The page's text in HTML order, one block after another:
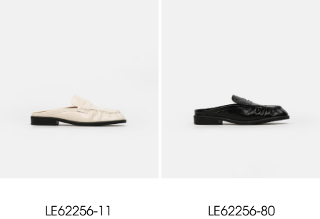
LE62256-11
LE62256-80